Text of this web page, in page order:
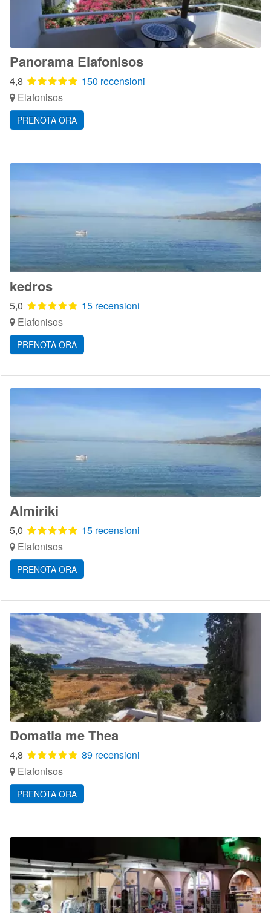
Panorama Elafonisos
4,8
150 recensioni
Elafonisos
PRENOTA ORA
kedros
5,0
15 recensioni
Elafonisos
PRENOTA ORA
Almiriki
5,0
15 recensioni
Elafonisos
PRENOTA ORA
Domatia me Thea
4,8
89 recensioni
Elafonisos
PRENOTA ORA